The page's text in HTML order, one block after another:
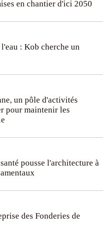
en chantier d'ici 2050
: Kob cherche un
un pôle d'activités
pour maintenir les
pousse l'architecture à
des Fonderies de